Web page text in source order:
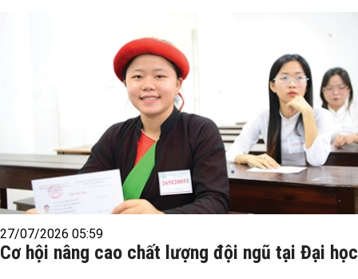
27/07/2026 05:59
Cơ hội nâng cao chất lượng đội ngũ tại Đại